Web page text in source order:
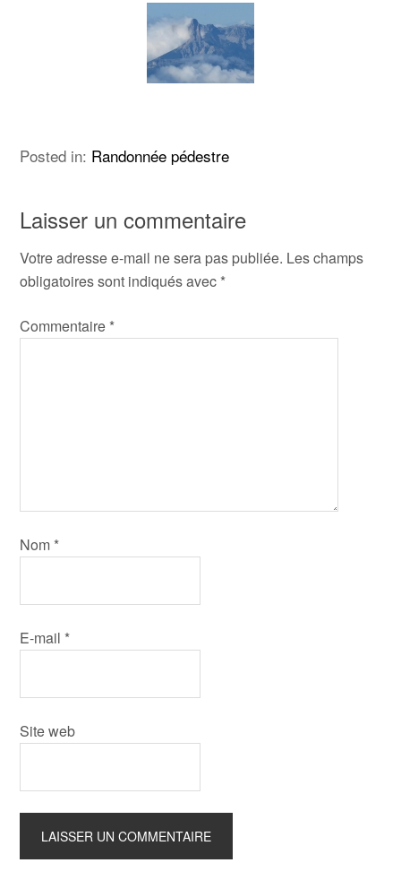
Posted in: Randonnée pédestre
Laisser un commentaire
Votre adresse e-mail ne sera pas publiée. Les champs
obligatoires sont indiqués avec *
Commentaire *
Nom *
E-mail *
Site web